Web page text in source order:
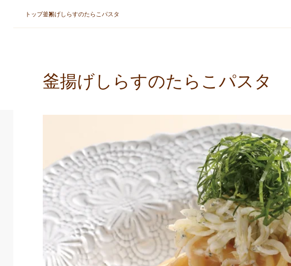
トップ釜揚げしらすのたらこパスタ
釜揚げしらすのたらこパスタ